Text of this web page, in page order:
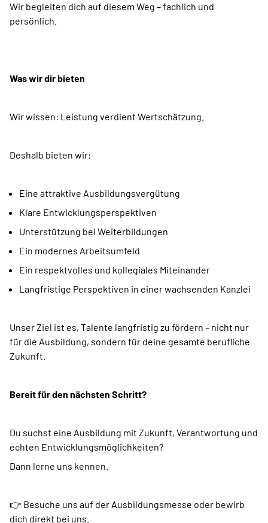
Wir begleiten dich auf diesem Weg – fachlich und
persönlich.
Was wir dir bieten
Wir wissen: Leistung verdient Wertschätzung.
Deshalb bieten wir:
Eine attraktive Ausbildungsvergütung
Klare Entwicklungsperspektiven
Unterstützung bei Weiterbildungen
Ein modernes Arbeitsumfeld
Ein respektvolles und kollegiales Miteinander
Langfristige Perspektiven in einer wachsenden Kanzlei
Unser Ziel ist es, Talente langfristig zu fördern – nicht nur
für die Ausbildung, sondern für deine gesamte berufliche
Zukunft.
Bereit für den nächsten Schritt?
Du suchst eine Ausbildung mit Zukunft, Verantwortung und
echten Entwicklungsmöglichkeiten?
Dann lerne uns kennen.
👉 Besuche uns auf der Ausbildungsmesse oder bewirb
dich direkt bei uns.